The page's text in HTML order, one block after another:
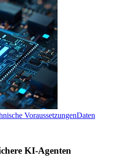
VoraussetzungenDaten
KI-Agenten